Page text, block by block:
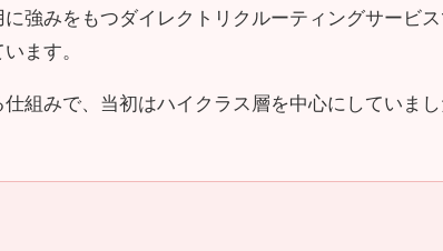
強みをもつダイレクトリクルーティングサービス
ます。
組みで、当初はハイクラス層を中心にしていま